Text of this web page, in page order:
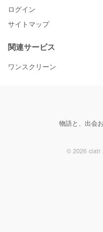
ログイン
サイトマップ
関連サービス
ワンスクリーン
物語と、出会
© 2026 ciatr